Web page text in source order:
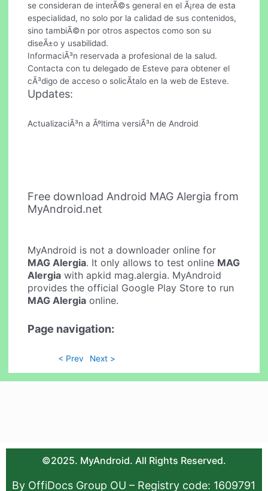
se consideran de interÃ©s general en el Ã¡rea de esta
especialidad, no solo por la calidad de sus contenidos,
sino tambiÃ©n por otros aspectos como son su
diseÃ±o y usabilidad.
InformaciÃ³n reservada a profesional de la salud.
Contacta con tu delegado de Esteve para obtener el
cÃ³digo de acceso o solicÃ­talo en la web de Esteve.
Updates:
ActualizaciÃ³n a Ãºltima versiÃ³n de Android
Free download Android MAG Alergia from
MyAndroid.net
MyAndroid is not a downloader online for
MAG Alergia. It only allows to test online MAG
Alergia with apkid mag.alergia. MyAndroid
provides the official Google Play Store to run
MAG Alergia online.
Page navigation:
< Prev Next >
©2025. MyAndroid. All Rights Reserved.
By OffiDocs Group OU – Registry code: 1609791